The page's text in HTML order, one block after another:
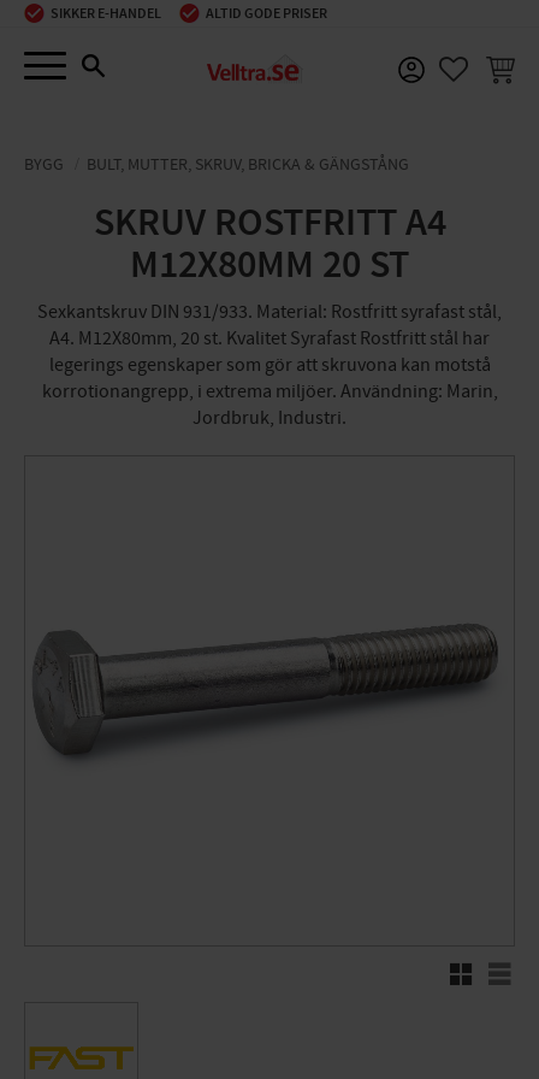
Menu
SIKKER E-HANDEL ALTID GODE PRISER
BYGG BULT, MUTTER, SKRUV, BRICKA & GÄNGSTÅNG
SKRUV ROSTFRITT A4
M12X80MM 20 ST
Sexkantskruv DIN 931/933. Material: Rostfritt syrafast stål,
A4. M12X80mm, 20 st. Kvalitet Syrafast Rostfritt stål har
legerings egenskaper som gör att skruvona kan motstå
korrotionangrepp, i extrema miljöer. Användning: Marin,
Jordbruk, Industri.
RutenettListe